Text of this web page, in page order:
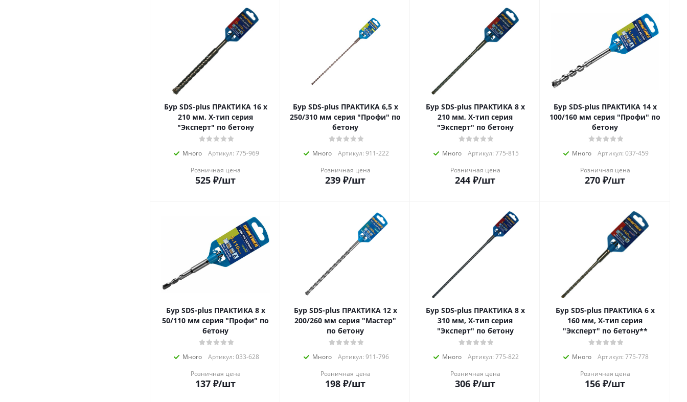
Бур SDS-plus ПРАКТИКА 16 х
210 мм, Х-тип серия
"Эксперт" по бетону
Много
Артикул: 775-969
Розничная цена
525 ₽/шт
Бур SDS-plus ПРАКТИКА 6,5 х
250/310 мм серия "Профи" по
бетону
Много
Артикул: 911-222
Розничная цена
239 ₽/шт
Бур SDS-plus ПРАКТИКА 8 х
210 мм, Х-тип серия
"Эксперт" по бетону
Много
Артикул: 775-815
Розничная цена
244 ₽/шт
Бур SDS-plus ПРАКТИКА 14 х
100/160 мм серия "Профи" по
бетону
Много
Артикул: 037-459
Розничная цена
270 ₽/шт
Бур SDS-plus ПРАКТИКА 8 х
50/110 мм серия "Профи" по
бетону
Много
Артикул: 033-628
Розничная цена
137 ₽/шт
Бур SDS-plus ПРАКТИКА 12 х
200/260 мм серия "Мастер"
по бетону
Много
Артикул: 911-796
Розничная цена
198 ₽/шт
Бур SDS-plus ПРАКТИКА 8 х
310 мм, Х-тип серия
"Эксперт" по бетону
Много
Артикул: 775-822
Розничная цена
306 ₽/шт
Бур SDS-plus ПРАКТИКА 6 х
160 мм, Х-тип серия
"Эксперт" по бетону**
Много
Артикул: 775-778
Розничная цена
156 ₽/шт